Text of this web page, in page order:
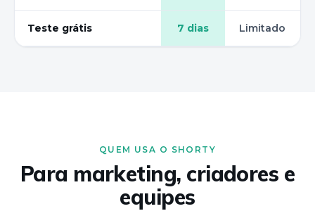
Teste grátis 7 dias Limitado
QUEM USA O SHORTY
Para marketing, criadores e
equipes